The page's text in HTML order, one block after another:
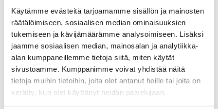
Käytämme evästeitä tarjoamamme sisällön ja mainosten
räätälöimiseen, sosiaalisen median ominaisuuksien
tukemiseen ja kävijämäärämme analysoimiseen. Lisäksi
jaamme sosiaalisen median, mainosalan ja analytiikka-
alan kumppaneillemme tietoja siitä, miten käytät
sivustoamme. Kumppanimme voivat yhdistää näitä
tietoja muihin tietoihin, joita olet antanut heille tai joita on
kerätty, kun olet käyttänyt heidän palvelujaan.
Panu Alhava, CEO of SGN Sportia Oy, has also been
appointed CEO of Sumeko Oy
Lotta Sandström-Peltonen is appointed as
Commercial Director of Sumeko Oy on 1 May 2021
Snow and Icemaking Equipment and
Services